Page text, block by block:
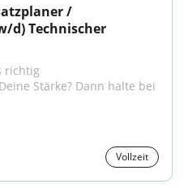
/
d) Technischer
richtig
Stärke? Dann halte bei
Vollzeit